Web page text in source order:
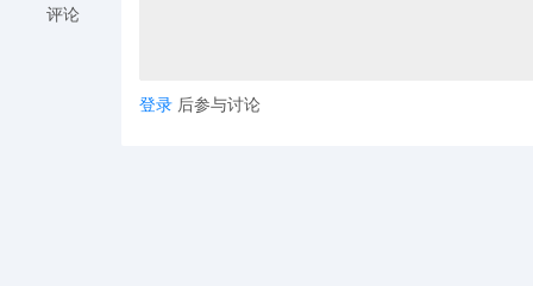
评论
登录 后参与讨论